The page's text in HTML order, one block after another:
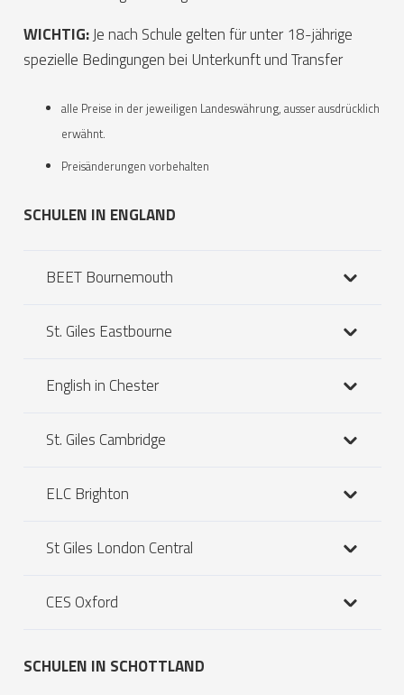
WICHTIG:Je nach Schule gelten für unter 18-jährige
spezielle Bedingungen bei Unterkunft und Transfer
alle Preise in der jeweiligen Landeswährung, ausser ausdrücklich
erwähnt.
Preisänderungen vorbehalten
SCHULEN IN ENGLAND
BEET Bournemouth
St. Giles Eastbourne
English in Chester
St. Giles Cambridge
ELC Brighton
St Giles London Central
CES Oxford
SCHULEN IN SCHOTTLAND